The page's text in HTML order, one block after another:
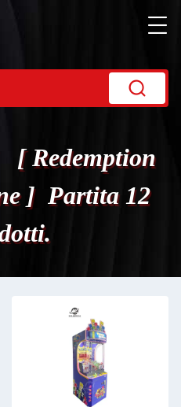
[ Redemption
] Partita 12